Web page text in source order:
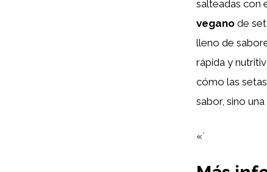
salteadas con
vegano de
lleno de
rápida y
cómo las
sabor, sino
«`